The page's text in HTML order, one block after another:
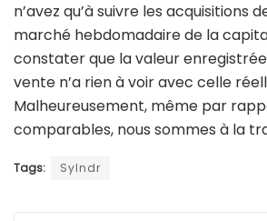
n’avez qu’à suivre les acquisitions
marché hebdomadaire de la
constater que la valeur
vente n’a rien à voir avec celle
Malheureusement, même par
comparables, nous sommes à la
Tags: Sylndr